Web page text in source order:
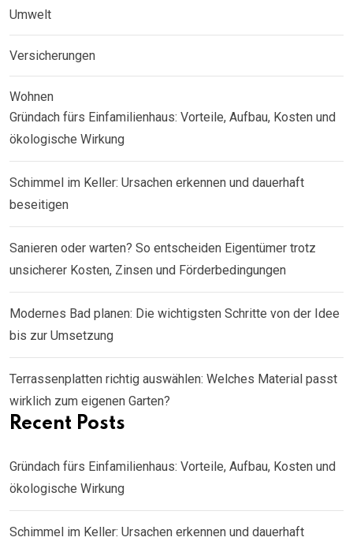
Umwelt
Versicherungen
Wohnen
Gründach fürs Einfamilienhaus: Vorteile, Aufbau, Kosten und
ökologische Wirkung
Schimmel im Keller: Ursachen erkennen und dauerhaft
beseitigen
Sanieren oder warten? So entscheiden Eigentümer trotz
unsicherer Kosten, Zinsen und Förderbedingungen
Modernes Bad planen: Die wichtigsten Schritte von der Idee
bis zur Umsetzung
Terrassenplatten richtig auswählen: Welches Material passt
wirklich zum eigenen Garten?
Recent Posts
Gründach fürs Einfamilienhaus: Vorteile, Aufbau, Kosten und
ökologische Wirkung
Schimmel im Keller: Ursachen erkennen und dauerhaft